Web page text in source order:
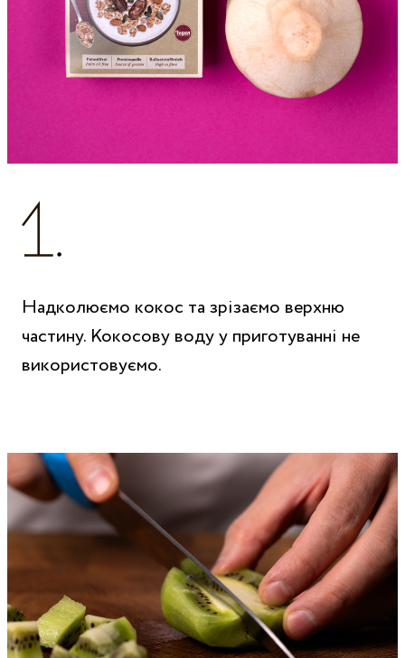
Надколюємо кокос та зрізаємо верхню
частину. Кокосову воду у приготуванні не
використовуємо.